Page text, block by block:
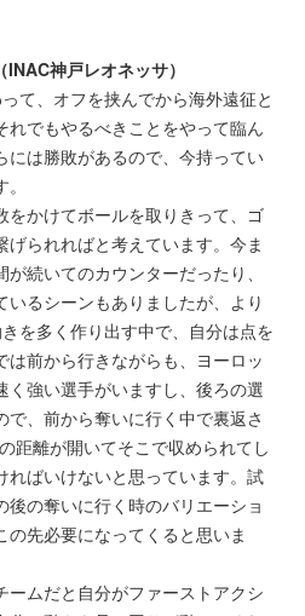
INAC神戸レオネッサ）
て、オフを挟んでから海外遠征と
れでもやるべきことをやって臨ん
には勝敗があるので、今持ってい
をかけてボールを取りきって、ゴ
られればと考えています。今ま
続いてのカウンターだったり、
るシーンもありましたが、より
を多く作り出す中で、自分は点を
前から行きながらも、ヨーロッ
く強い選手がいますし、後ろの選
、前から奪いに行く中で裏返さ
距離が開いてそこで収められてし
ればいけないと思っています。試
の奪いに行く時のバリエーショ
の先必要になってくると思いま
ームだと自分がファーストアクシ